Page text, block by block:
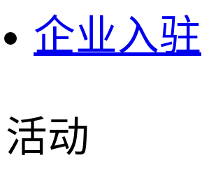
企业入驻
活动